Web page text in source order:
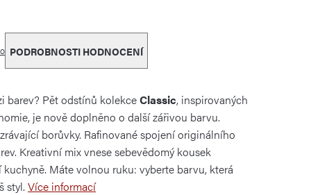
PODROBNOSTI HODNOCENÍ
barev? Pět odstínů kolekceClassic, inspirovaných
je nově doplněno o další zářivou barvu.
borůvky. Rafinované spojení originálního
Kreativní mix vnese sebevědomý kousek
Máte volnou ruku: vyberte barvu, která
styl. Více informací